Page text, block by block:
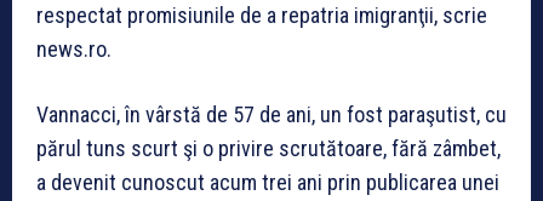
respectat promisiunile de a repatria imigranţii, scrie
news.ro.
Vannacci, în vârstă de 57 de ani, un fost paraşutist, cu
părul tuns scurt şi o privire scrutătoare, fără zâmbet,
a devenit cunoscut acum trei ani prin publicarea unei